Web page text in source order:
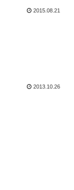
2015.08.21
2013.10.26